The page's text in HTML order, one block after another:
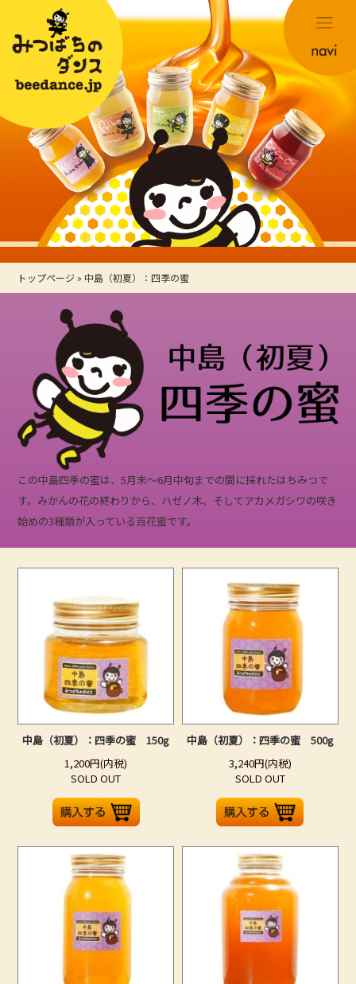
トップページ » 中島（初夏）：四季の蜜
この中島四季の蜜は、5月末～6月中旬までの間に採れたはちみつで
す。みかんの花の終わりから、ハゼノ木、そしてアカメガシワの咲き
始めの3種類が入っている百花蜜です。
中島（初夏）：四季の蜜 150g
1,200円(内税)
SOLD OUT
中島（初夏）：四季の蜜 500g
3,240円(内税)
SOLD OUT